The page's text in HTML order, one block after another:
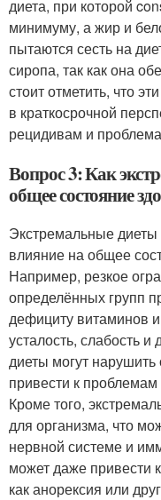
диета, при которой
минимуму, а жир и
пытаются сесть на
сиропа, так как она
стоит отметить, что
в краткосрочной
рецидивам и
Вопрос 3: Как
общее состояние
Экстремальные диеты
влияние на общее
Например, резкое
определённых групп
дефициту витаминов
усталость, слабость
диеты могут
привести к
Кроме того,
для организма, что
нервной системе и
может даже привести
как анорексия или